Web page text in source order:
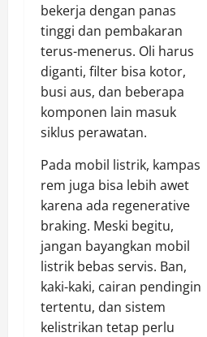
bekerja dengan panas
tinggi dan pembakaran
terus-menerus. Oli harus
diganti, filter bisa kotor,
busi aus, dan beberapa
komponen lain masuk
siklus perawatan.
Pada mobil listrik, kampas
rem juga bisa lebih awet
karena ada regenerative
braking. Meski begitu,
jangan bayangkan mobil
listrik bebas servis. Ban,
kaki-kaki, cairan pendingin
tertentu, dan sistem
kelistrikan tetap perlu